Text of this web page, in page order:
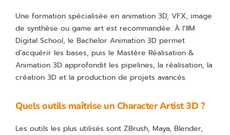
Une formation spécialisée en animation 3D, VFX, image
de synthèse ou game art est recommandée. À l’IIM
Digital School, le Bachelor Animation 3D permet
d’acquérir les bases, puis le Mastère Réalisation &
Animation 3D approfondit les pipelines, la réalisation, la
création 3D et la production de projets avancés.
Quels outils maîtrise un Character Artist 3D ?
Les outils les plus utilisés sont ZBrush, Maya, Blender,